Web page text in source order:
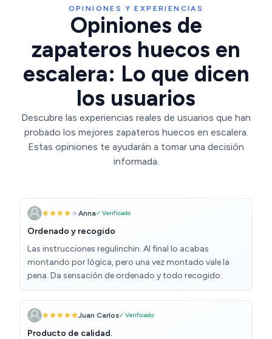
OPINIONES Y EXPERIENCIAS
Opiniones de
zapateros huecos en
escalera: Lo que dicen
los usuarios
Descubre las experiencias reales de usuarios que han
probado los mejores zapateros huecos en escalera.
Estas opiniones te ayudarán a tomar una decisión
informada.
Anna✓ Verificado
Ordenado y recogido
Las instrucciones regulinchin. Al final lo acabas
montando por lógica, pero una vez montado vale la
pena. Da sensación de ordenado y todo recogido.
Juan Carlos✓ Verificado
Producto de calidad.